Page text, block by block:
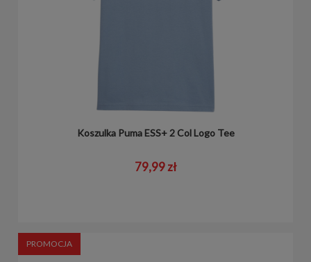
Koszulka Puma ESS+ 2 Col Logo Tee
79,99 zł
PROMOCJA